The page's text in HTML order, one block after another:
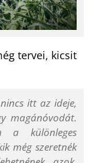
tervei, kicsit
itt az ideje,
magánóvodát.
a különleges
még szeretnék